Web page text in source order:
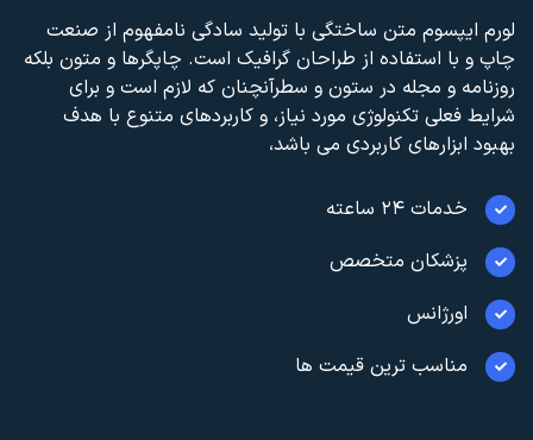
لورم ایپسوم متن ساختگی با تولید سادگی نامفهوم از صنعت
چاپ و با استفاده از طراحان گرافیک است. چاپگرها و متون بلکه
روزنامه و مجله در ستون و سطرآنچنان که لازم است و برای
شرایط فعلی تکنولوژی مورد نیاز، و کاربردهای متنوع با هدف
بهبود ابزارهای کاربردی می باشد،
خدمات ۲۴ ساعته
پزشکان متخصص
اورژانس
مناسب ترین قیمت ها